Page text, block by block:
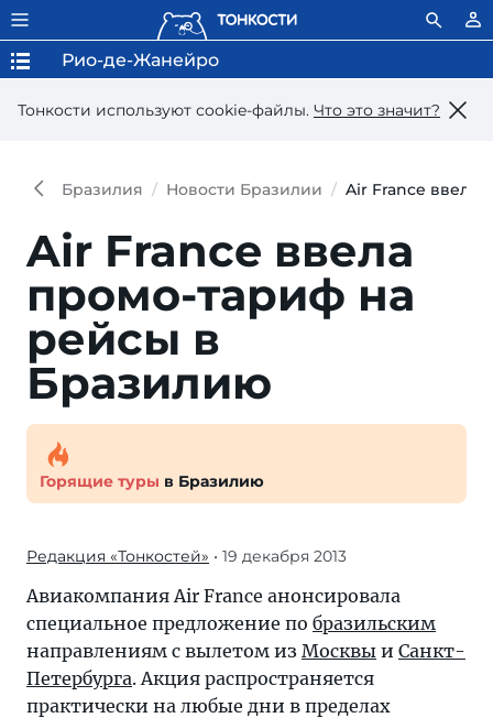
Тонкости используют сookie-файлы. Что это значит?
Рио-де-Жанейро
Бразилия Новости Бразилии Air France ввела
Air France ввела
промо-тариф на
рейсы в
Бразилию
Горящие туры в Бразилию
Редакция «Тонкостей» • 19 декабря 2013
Авиакомпания Air France анонсировала
специальное предложение по бразильским
направлениям с вылетом из Москвы и Санкт-
Петербурга. Акция распространяется
практически на любые дни в пределах